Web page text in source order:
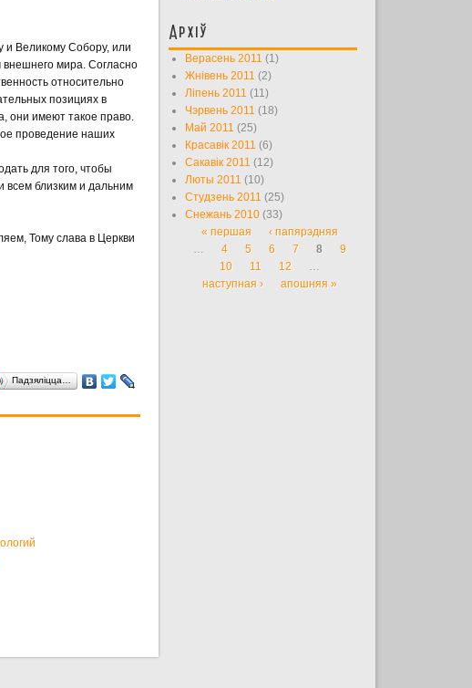
и Великому Собору, или
внешнего мира. Согласно
относительно
позициях в
они имеют такое право.
проведение наших
для того, чтобы
близким и дальним
Тому слава в Церкви
Падзяліцца…
Архіў
Верасень 2011 (1)
Жнівень 2011 (2)
Ліпень 2011 (11)
Чэрвень 2011 (18)
Май 2011 (25)
Красавік 2011 (6)
Сакавік 2011 (12)
Люты 2011 (10)
Студзень 2011 (25)
Снежань 2010 (33)
Старонкі
« першая
‹ папярэдняя
…
4 5 6 7 8
9
10
11 12
…
наступная ›
апошняя »